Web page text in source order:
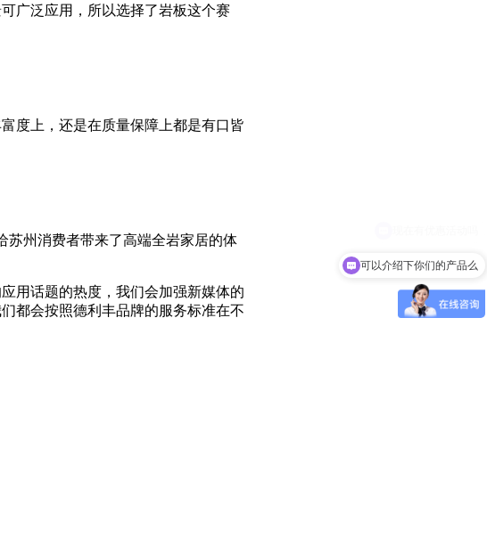
广泛应用，所以选择了岩板这个赛
度上，还是在质量保障上都是有口皆
苏州消费者带来了高端全岩家居的体
用话题的热度，我们会加强新媒体的
都会按照德利丰品牌的服务标准在不
可以介绍下你们的产品么